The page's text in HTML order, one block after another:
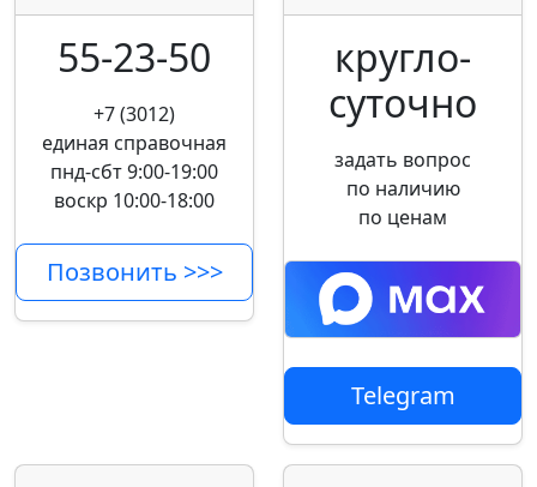
55-23-50
+7 (3012)
единая справочная
пнд-сбт 9:00-19:00
воскр 10:00-18:00
Позвонить >>>
кругло­
суточно
задать вопрос
по наличию
по ценам
Telegram